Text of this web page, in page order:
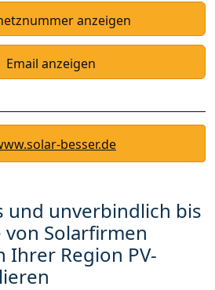
anzeigen
Email anzeigen
besser.de
und unverbindlich bis
Solarfirmen
Ihrer Region PV-